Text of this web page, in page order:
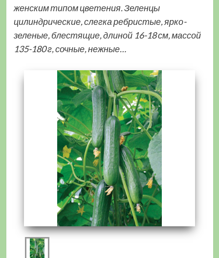
женским типом цветения. Зеленцы
цилиндрические, слегка ребристые, ярко-
зеленые, блестящие, длиной 16-18 см, массой
135-180 г, сочные, нежные…